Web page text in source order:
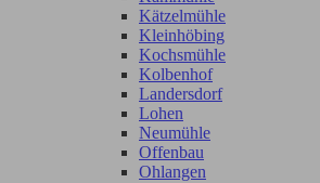
Kätzelmühle
Kleinhöbing
Kochsmühle
Kolbenhof
Landersdorf
Lohen
Neumühle
Offenbau
Ohlangen